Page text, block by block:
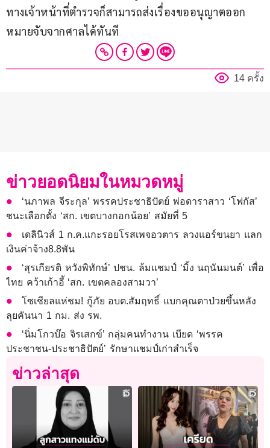
ทางเจ้าหน้าที่ตำรวจก็สามารถส่งเรื่องขออนุญาตออก
หมายจับจากศาลได้ทันที
14 ครั้ง
ข่าวยอดนิยมในหมวดหมู่
‘นภาพล จีระกุล’ พรรคประชาธิปัตย์ พ่อดาราสาว ‘โฟกัส’
ชนะเลือกตั้ง ‘สก. เขตบางกอกน้อย’ สมัยที่ 5
เดลินิวส์ 1 ก.ค.แกะรอยโรสเพจอวตาร ลวงแอร์ขนยา แลก
เงินค่าจ้าง8.8พัน
‘สุรเกียรติ หวังพิทักษ์’ ปชน. ล้มแชมป์ ‘มิ้ง นฤนันมนต์’ เพื่อ
ไทย คว้าเก้าอี้ ‘สก. เขตคลองสามวา’
โซเชียลแห่ชม! กู้ภัย อบต.สัมฤทธิ์ แบกคุณตาป่วยขึ้นหลัง
ลุยคันนา 1 กม. ส่ง รพ.
‘นิ่มโกวบ๊อ จิรเสกข์’ กลุ่มคนทำงาน เบียด ‘พรรค
ประชาชน-ประชาธิปัตย์’ รักษาแชมป์เก่าสำเร็จ
ข่าวล่าสุด